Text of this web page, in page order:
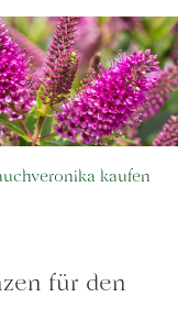
kaufen
für den